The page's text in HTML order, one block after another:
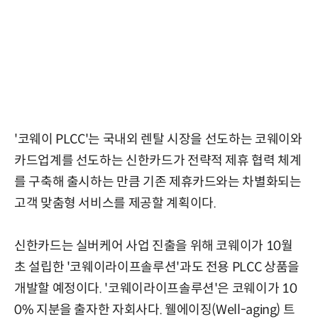
'코웨이 PLCC'는 국내외 렌탈 시장을 선도하는 코웨이와
카드업계를 선도하는 신한카드가 전략적 제휴 협력 체계
를 구축해 출시하는 만큼 기존 제휴카드와는 차별화되는
고객 맞춤형 서비스를 제공할 계획이다.
신한카드는 실버케어 사업 진출을 위해 코웨이가 10월
초 설립한 '코웨이라이프솔루션'과도 전용 PLCC 상품을
개발할 예정이다. '코웨이라이프솔루션'은 코웨이가 10
0% 지분을 출자한 자회사다. 웰에이징(Well-aging) 트